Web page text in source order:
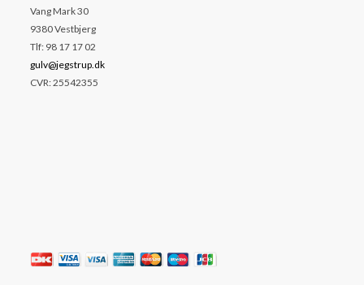
Vang Mark 30
9380 Vestbjerg
Tlf: 98 17 17 02
gulv@jegstrup.dk
CVR: 25542355